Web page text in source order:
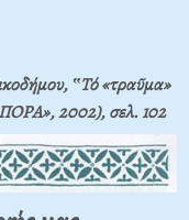
‟Τό «τραῦμα»
2002), σελ. 102